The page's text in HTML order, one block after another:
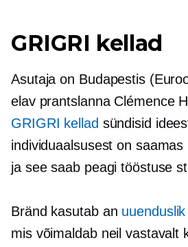
GRIGRI kellad
Asutaja on Budapestis
elav prantslanna Clémence
GRIGRI kellad sündisid
individuaalsusest on
ja see saab peagi tööstuse
Bränd kasutab an
mis võimaldab neil vastavalt